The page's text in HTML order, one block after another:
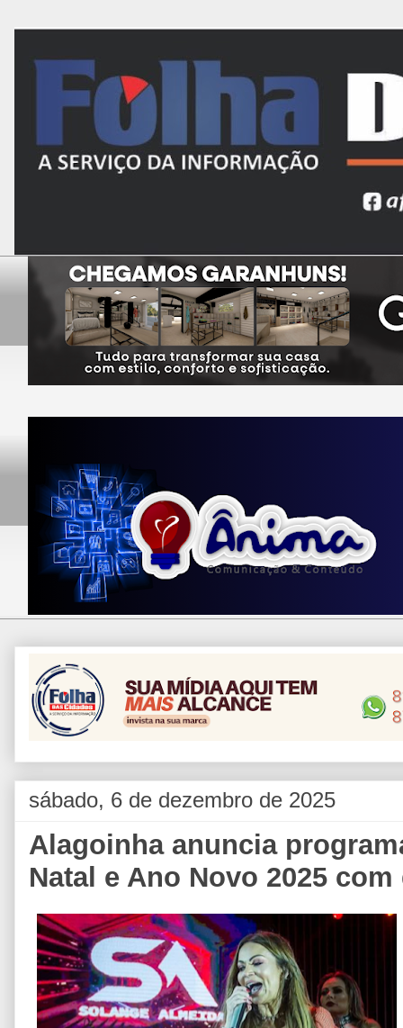
sábado, 6 de dezembro de 2025
Alagoinha anuncia
Natal e Ano Novo 2025